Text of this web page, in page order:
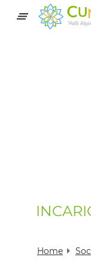
Home